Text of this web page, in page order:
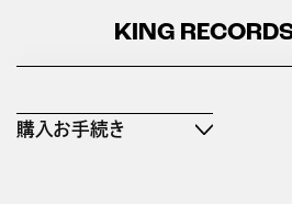
KING
購入お手続き